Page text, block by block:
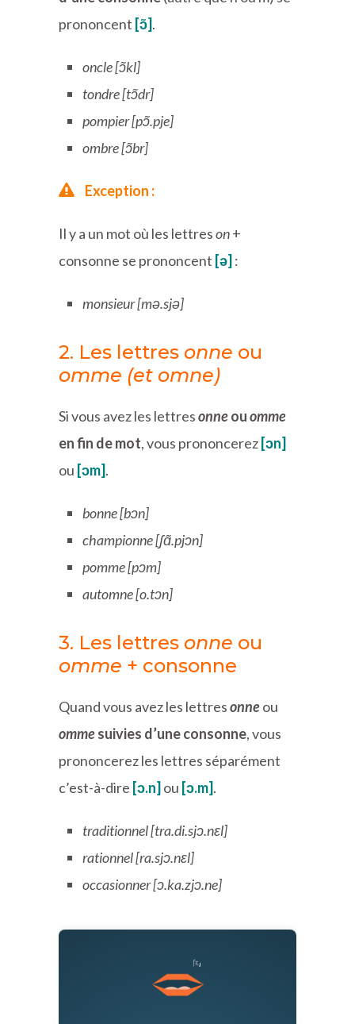
prononcent [ɔ̃].
oncle [ɔ̃kl]
tondre [tɔ̃dr]
pompier [pɔ̃.pje]
ombre [ɔ̃br]
Exception :
Il y a un mot où les lettreson+
consonne se prononcent [ə] :
monsieur [mə.sjə]
2. Les lettres onne ou
omme (et omne)
Si vous avez les lettresonneouomme
en fin de mot, vous prononcerez [ɔn]
ou [ɔm].
bonne [bɔn]
championne [ʃɑ̃.pjɔn]
pomme [pɔm]
automne [o.tɔn]
3. Les lettres onne ou
omme + consonne
Quand vous avez les lettresonneou
ommesuivies d’une consonne, vous
prononcerez les lettres séparément
c’est-à-dire [ɔ.n] ou [ɔ.m].
traditionnel [tra.di.sjɔ.nɛl]
rationnel [ra.sjɔ.nɛl]
occasionner [ɔ.ka.zjɔ.ne]